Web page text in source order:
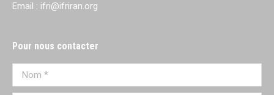
Email : ifri@ifriran.org
Pour nous contacter
Nom *